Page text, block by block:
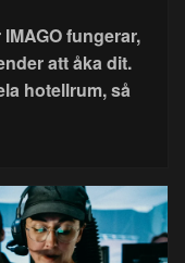
fungerar,
att åka dit.
hotellrum, så